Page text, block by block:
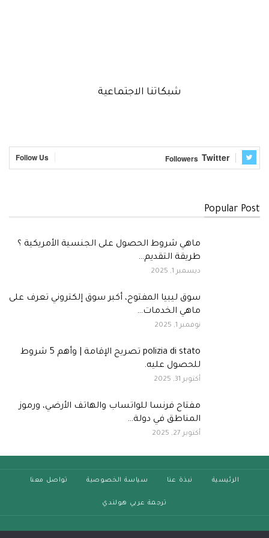
شبكاتنا الاجتماعية
Twitter
Followers
Follow Us
Popular Post
ماهي شروط الحصول على الجنسية الأمريكية ؟
طريقة التقديم…
ديسمبر 1, 2025
سوق ليبيا المفتوح، أكبر سوق إلكتروني تعرف على
ماهي الخدمات…
نوفمبر 1, 2025
polizia di stato تصريح الإقامة | وأهم 5 شروط
للحصول عليه.
أكتوبر 31, 2025
مفتاح فرنسا للواتساب والهاتف الأرضي، ورموز
المناطق في دولة…
أكتوبر 27, 2025
الرئيسية نبذة عنا سياسة الخصوصية تواصل معنا
ترجمة عربي هولندي